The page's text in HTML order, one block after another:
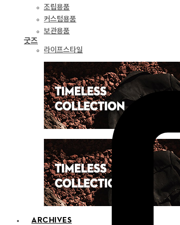
조립용품
커스텀용품
보관용품
굿즈
라이프스타일
ARCHIVES